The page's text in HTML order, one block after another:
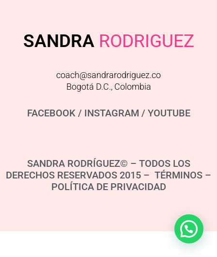
SANDRA RODRIGUEZ
coach@sandrarodriguez.co
Bogotá D.C., Colombia
FACEBOOK/ INSTAGRAM / YOUTUBE
SANDRA RODRÍGUEZ© – TODOS LOS
DERECHOS RESERVADOS 2015 – TÉRMINOS –
POLÍTICA DE PRIVACIDAD